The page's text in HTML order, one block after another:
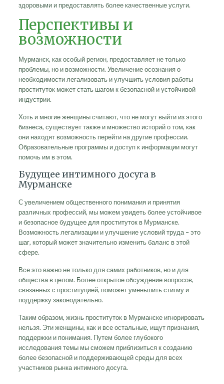
здоровыми и предоставлять более качественные услуги.
Перспективы и
возможности
Мурманск, как особый регион, предоставляет не только
проблемы, но и возможности. Увеличение осознания о
необходимости легализовать и улучшить условия работы
проституток может стать шагом к безопасной и устойчивой
индустрии.
Хоть и многие женщины считают, что не могут выйти из этого
бизнеса, существует также и множество историй о том, как
они находят возможность перейти на другие профессии.
Образовательные программы и доступ к информации могут
помочь им в этом.
Будущее интимного досуга в
Мурманске
С увеличением общественного понимания и принятия
различных профессий, мы можем увидеть более устойчивое
и безопасное будущее для проституток в Мурманске.
Возможность легализации и улучшение условий труда – это
шаг, который может значительно изменить баланс в этой
сфере.
Все это важно не только для самих работников, но и для
общества в целом. Более открытое обсуждение вопросов,
связанных с проституцией, поможет уменьшить стигму и
поддержку законодательно.
Таким образом, жизнь проституток в Мурманске игнорировать
нельзя. Эти женщины, как и все остальные, ищут признания,
поддержки и понимания. Путем более глубокого
исследования темы мы сможем приблизиться к созданию
более безопасной и поддерживающей среды для всех
участников рынка интимного досуга.